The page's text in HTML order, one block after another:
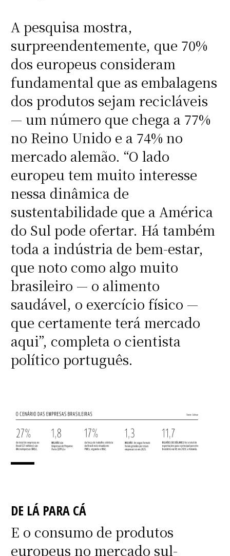
A pesquisa mostra,
surpreendentemente, que 70%
dos europeus consideram
fundamental que as embalagens
dos produtos sejam recicláveis
— um número que chega a 77%
no Reino Unido e a 74% no
mercado alemão. “O lado
europeu tem muito interesse
nessa dinâmica de
sustentabilidade que a América
do Sul pode ofertar. Há também
toda a indústria de bem-estar,
que noto como algo muito
brasileiro — o alimento
saudável, o exercício físico —
que certamente terá mercado
aqui”, completa o cientista
político português.
DE LÁ PARA CÁ
E o consumo de produtos
europeus no mercado sul-